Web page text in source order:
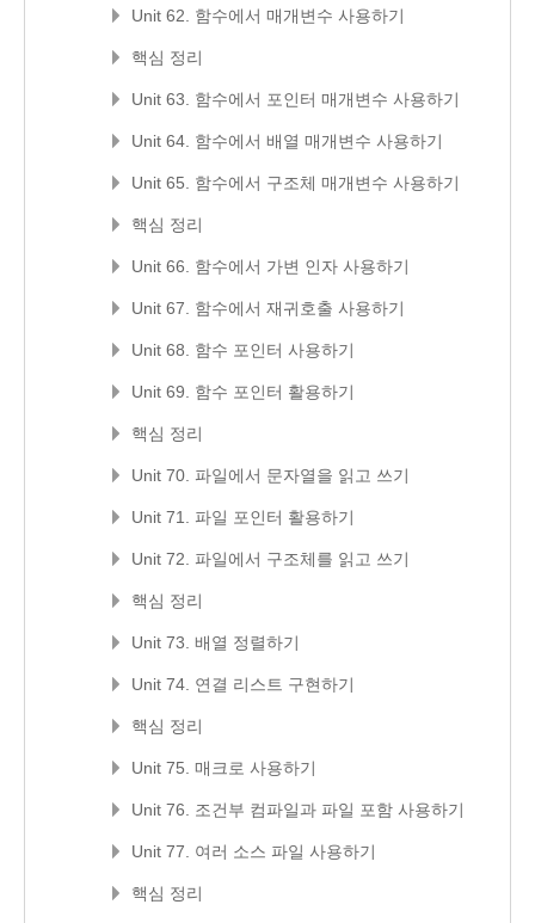
Unit 62. 함수에서 매개변수 사용하기
핵심 정리
Unit 63. 함수에서 포인터 매개변수 사용하기
Unit 64. 함수에서 배열 매개변수 사용하기
Unit 65. 함수에서 구조체 매개변수 사용하기
핵심 정리
Unit 66. 함수에서 가변 인자 사용하기
Unit 67. 함수에서 재귀호출 사용하기
Unit 68. 함수 포인터 사용하기
Unit 69. 함수 포인터 활용하기
핵심 정리
Unit 70. 파일에서 문자열을 읽고 쓰기
Unit 71. 파일 포인터 활용하기
Unit 72. 파일에서 구조체를 읽고 쓰기
핵심 정리
Unit 73. 배열 정렬하기
Unit 74. 연결 리스트 구현하기
핵심 정리
Unit 75. 매크로 사용하기
Unit 76. 조건부 컴파일과 파일 포함 사용하기
Unit 77. 여러 소스 파일 사용하기
핵심 정리